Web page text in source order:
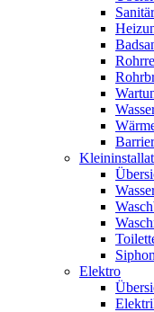
Elektro